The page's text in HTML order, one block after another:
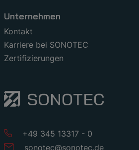
Unternehmen
Kontakt
Karriere bei SONOTEC
Zertifizierungen
+49 345 13317 - 0
sonotec@sonotec.de